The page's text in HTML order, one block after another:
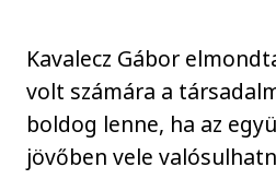
Kavalecz Gábor
volt számára a
boldog lenne, ha az
jövőben vele